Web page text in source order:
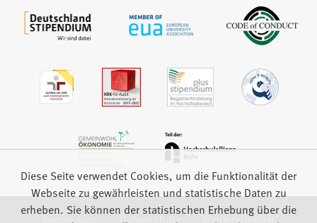
Impressum Datenschutz Barrierefreiheit
Diese Seite verwendet Cookies, um die Funktionalität der
Webseite zu gewährleisten und statistische Daten zu
erheben. Sie können der statistischen Erhebung über die